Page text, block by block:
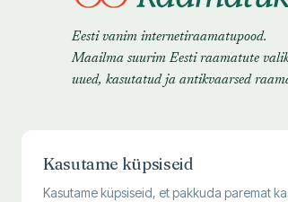
Eesti vanim internetiraamatupood.
Maailma suurim Eesti raamatute
uued, kasutatud ja antikvaarsed
Kasutame küpsiseid
Kasutame küpsiseid, et pakkuda paremat